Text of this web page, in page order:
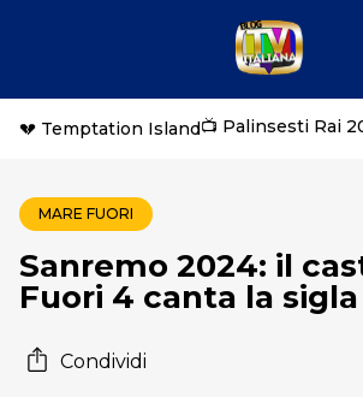
💔 Temptation Island📺 Palinsesti Rai
MARE FUORI
Sanremo 2024: il
Fuori 4 canta la sigla
Condividi